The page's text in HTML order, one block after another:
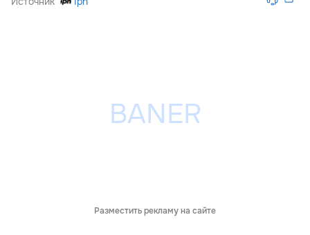
Разместить рекламу на сайте